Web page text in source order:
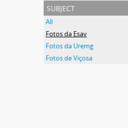
subject
All
Fotos da Esav
Fotos da Uremg
Fotos de Viçosa